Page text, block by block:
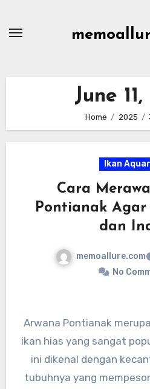
June
Home 2025
Ikan
Cara
Pontianak Agar
dan
memoallure.com
No
Arwana Pontianak
ikan hias yang sangat
ini dikenal dengan
tubuhnya yang